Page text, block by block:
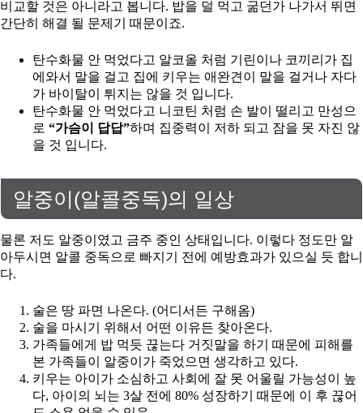
비교할 것은 아니라고 봅니다. 밥을 덜 먹고 굶던가 나가서 뛰면
간단히 해결 될 문제기 때문이죠.
탄수화물 안 먹었다고 알코올 처럼 기린이나 코끼리가 집
에와서 말을 걸고 집에 키우는 애완견이 말을 걸거나 자다
가 바이탈이 튀지는 않을 것 입니다.
탄수화물 안 먹었다고 니코틴 처럼 손 발이 떨리고 만성으
로 “가슴이 답답”하며 집중력이 저하 되고 잠을 못 자진 않
을 것 입니다.
알중이(알콜중독)의 일상
물론 저도 알중이였고 금주 중인 상태입니다. 이렇다 정도만 알
아두시면 알콜 중독으로 빠지기 전에 예방효과가 있으실 듯 합니
다.
술은 땅 파면 나온다. (어디서든 구해옴)
술을 마시기 위해서 어떤 이유든 찾아온다.
가족들에게 밥 먹듯 끊는다 거짓말을 하기 때문에 피해를
본 가족들이 알중이가 죽었으면 생각하고 있다.
키우는 아이가 소심하고 사회에 잘 못 어울릴 가능성이 높
다, 아이의 뇌는 3살 전에 80% 성장하기 때문에 이 후 끊어